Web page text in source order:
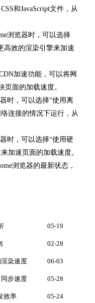
和JavaScript文件，从
浏览器时，可以选择
高效的渲染引擎来加速
加速功能，可以将网
页面的加载速度。
时，可以选择“使用离
连接的情况下运行，从
时，可以选择“使用硬
加速页面的加载速度。
浏览器的最新状态，
05-19
02-28
渲染速度 06-03
同步速度 05-28
效率 05-24